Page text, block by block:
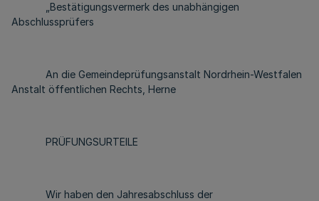
„Bestätigungsvermerk des unabhängigen
Abschlussprüfers
An die Gemeindeprüfungsanstalt Nordrhein-Westfalen
Anstalt öffentlichen Rechts, Herne
PRÜFUNGSURTEILE
Wir haben den Jahresabschluss der